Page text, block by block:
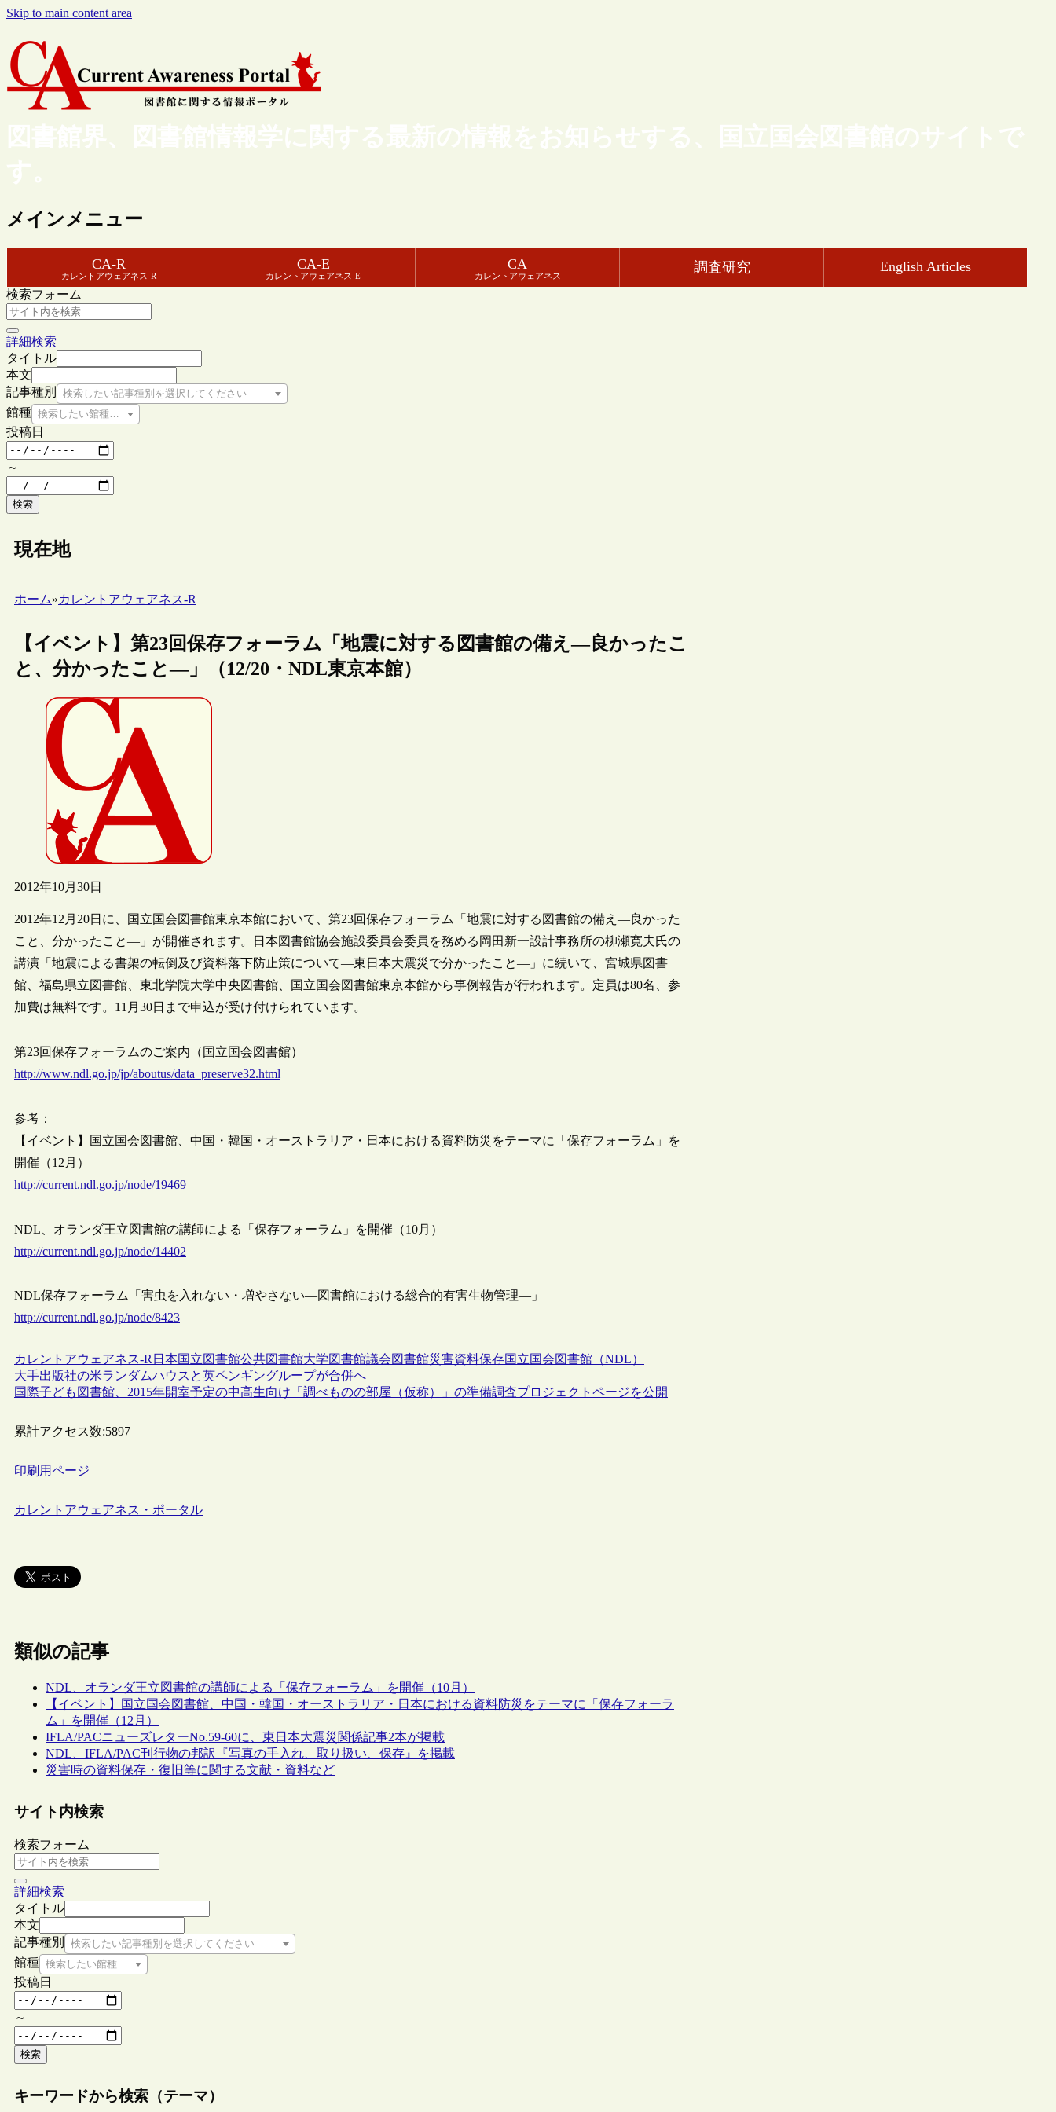
Skip to main content area
図書館界、図書館情報学に関する最新の情報をお知らせする、国立国会図書館のサイトで
す。
メインメニュー
CA-R
カレントアウェアネス-R
CA-E
カレントアウェアネス-E
CA
カレントアウェアネス
調査研究 English Articles
検索フォーム
詳細検索
タイトル
本文
記事種別
検索したい記事種別を選択してください
館種 検索したい館種を選択してください
投稿日
～
検索
現在地
ホーム»カレントアウェアネス-R
【イベント】第23回保存フォーラム「地震に対する図書館の備え―良かったこ
と、分かったこと―」（12/20・NDL東京本館）
2012年10月30日
2012年12月20日に、国立国会図書館東京本館において、第23回保存フォーラム「地震に対する図書館の備え―良かった
こと、分かったこと―」が開催されます。日本図書館協会施設委員会委員を務める岡田新一設計事務所の柳瀬寛夫氏の
講演「地震による書架の転倒及び資料落下防止策について―東日本大震災で分かったこと―」に続いて、宮城県図書
館、福島県立図書館、東北学院大学中央図書館、国立国会図書館東京本館から事例報告が行われます。定員は80名、参
加費は無料です。11月30日まで申込が受け付けられています。
第23回保存フォーラムのご案内（国立国会図書館）
http://www.ndl.go.jp/jp/aboutus/data_preserve32.html
参考：
【イベント】国立国会図書館、中国・韓国・オーストラリア・日本における資料防災をテーマに「保存フォーラム」を
開催（12月）
http://current.ndl.go.jp/node/19469
NDL、オランダ王立図書館の講師による「保存フォーラム」を開催（10月）
http://current.ndl.go.jp/node/14402
NDL保存フォーラム「害虫を入れない・増やさない―図書館における総合的有害生物管理―」
http://current.ndl.go.jp/node/8423
カレントアウェアネス-R 日本国立図書館公共図書館大学図書館議会図書館災害資料保存国立国会図書館（NDL）
大手出版社の米ランダムハウスと英ペンギングループが合併へ
国際子ども図書館、2015年開室予定の中高生向け「調べものの部屋（仮称）」の準備調査プロジェクトページを公開
累計アクセス数:5897
印刷用ページ
カレントアウェアネス・ポータル
類似の記事
NDL、オランダ王立図書館の講師による「保存フォーラム」を開催（10月）
【イベント】国立国会図書館、中国・韓国・オーストラリア・日本における資料防災をテーマに「保存フォーラ
ム」を開催（12月）
IFLA/PACニューズレターNo.59-60に、東日本大震災関係記事2本が掲載
NDL、IFLA/PAC刊行物の邦訳『写真の手入れ、取り扱い、保存』を掲載
災害時の資料保存・復旧等に関する文献・資料など
サイト内検索
検索フォーム
詳細検索
タイトル
本文
記事種別
検索したい記事種別を選択してください
館種 検索したい館種を選択してください
投稿日
～
検索
キーワードから検索（テーマ）